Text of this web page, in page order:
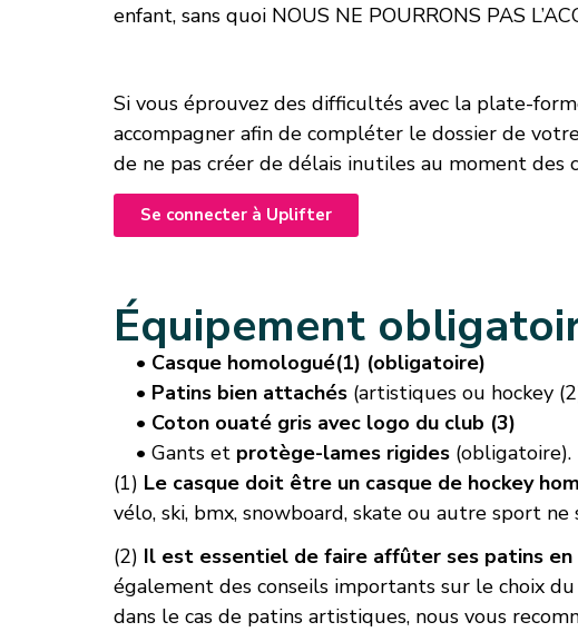
enfant, sans quoi NOUS NE POURRONS PAS
Si vous éprouvez des difficultés avec la plate-
accompagner afin de compléter le dossier de
de ne pas créer de délais inutiles au moment des
Se connecter à Uplifter
Équipement
• Casque homologué(1) (obligatoire)
• Patins bien attachés (artistiques ou hockey
• Coton ouaté gris avec logo du club (3)
• Gants et protège-lames rigides (obligatoire).
(1) Le casque doit être un casque de hockey
vélo, ski, bmx, snowboard, skate ou autre sport ne
(2) Il est essentiel de faire affûter ses patins en
également des conseils importants sur le choix
dans le cas de patins artistiques, nous vous